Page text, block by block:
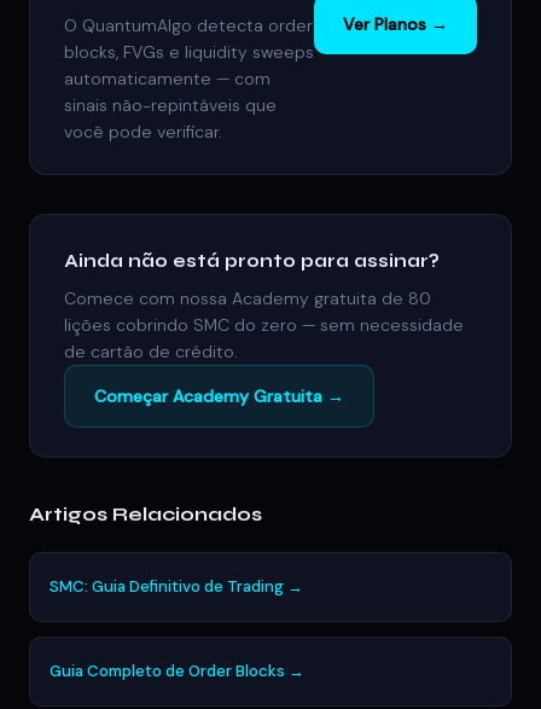
O QuantumAlgo detecta order
blocks, FVGs e liquidity sweeps
automaticamente — com
sinais não-repintáveis que
você pode verificar.
Ver Planos →
Ainda não está pronto para assinar?
Comece com nossa Academy gratuita de 80
lições cobrindo SMC do zero — sem necessidade
de cartão de crédito.
Começar Academy Gratuita →
Artigos Relacionados
SMC: Guia Definitivo de Trading →
Guia Completo de Order Blocks →